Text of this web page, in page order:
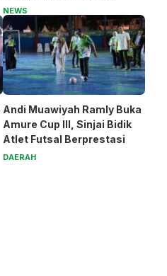
Generasi Muda
NEWS
Andi Muawiyah Ramly Buka
Amure Cup III, Sinjai Bidik
Atlet Futsal Berprestasi
DAERAH